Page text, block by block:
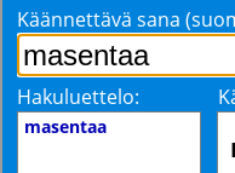
Käännettävä sana
Hakuluettelo:
masentaa